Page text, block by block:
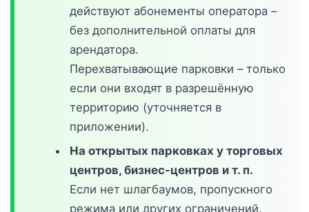
действуют абонементы оператора –
без дополнительной оплаты для
арендатора.
Перехватывающие парковки – только
если они входят в разрешённую
территорию (уточняется в
приложении).
На открытых парковках у торговых
центров, бизнес-центров и т. п.
Если нет шлагбаумов, пропускного
режима или других ограничений.